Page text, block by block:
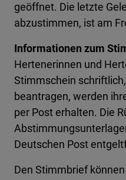
geöffnet. Die letzte
abzustimmen, ist am
Informationen zum
Hertenerinnen und
Stimmschein
beantragen, werden
per Post erhalten. Die
Deutschen Post
Den Stimmbrief